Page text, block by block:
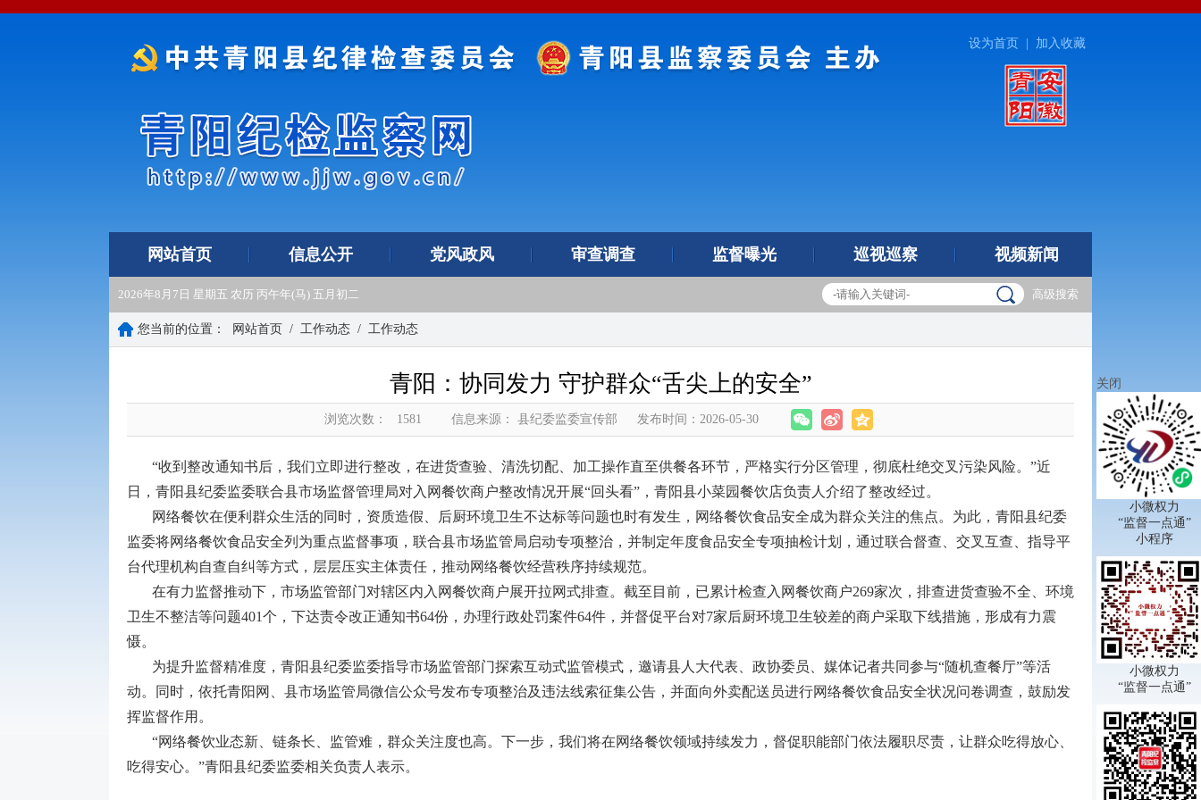
设为首页 加入收藏
网站首页 信息公开 党风政风 审查调查 监督曝光 巡视巡察 视频新闻
2026年8月7日 星期五 农历 丙午年(马) 五月初二 高级搜索
您当前的位置： 网站首页 / 工作动态 / 工作动态
青阳：协同发力 守护群众“舌尖上的安全”
浏览次数： 1581 信息来源： 县纪委监委宣传部 发布时间：2026-05-30
“收到整改通知书后，我们立即进行整改，在进货查验、清洗切配、加工操作直至供餐各环节，严格实行分区管理，彻底杜绝交叉污染风险。”近
日，青阳县纪委监委联合县市场监督管理局对入网餐饮商户整改情况开展“回头看”，青阳县小菜园餐饮店负责人介绍了整改经过。
网络餐饮在便利群众生活的同时，资质造假、后厨环境卫生不达标等问题也时有发生，网络餐饮食品安全成为群众关注的焦点。为此，青阳县纪委
监委将网络餐饮食品安全列为重点监督事项，联合县市场监管局启动专项整治，并制定年度食品安全专项抽检计划，通过联合督查、交叉互查、指导平
台代理机构自查自纠等方式，层层压实主体责任，推动网络餐饮经营秩序持续规范。
在有力监督推动下，市场监管部门对辖区内入网餐饮商户展开拉网式排查。截至目前，已累计检查入网餐饮商户269家次，排查进货查验不全、环境
卫生不整洁等问题401个，下达责令改正通知书64份，办理行政处罚案件64件，并督促平台对7家后厨环境卫生较差的商户采取下线措施，形成有力震
慑。
为提升监督精准度，青阳县纪委监委指导市场监管部门探索互动式监管模式，邀请县人大代表、政协委员、媒体记者共同参与“随机查餐厅”等活
动。同时，依托青阳网、县市场监管局微信公众号发布专项整治及违法线索征集公告，并面向外卖配送员进行网络餐饮食品安全状况问卷调查，鼓励发
挥监督作用。
“网络餐饮业态新、链条长、监管难，群众关注度也高。下一步，我们将在网络餐饮领域持续发力，督促职能部门依法履职尽责，让群众吃得放心、
吃得安心。”青阳县纪委监委相关负责人表示。
关闭
小微权力
“监督一点通”
小程序
小微权力
“监督一点通”